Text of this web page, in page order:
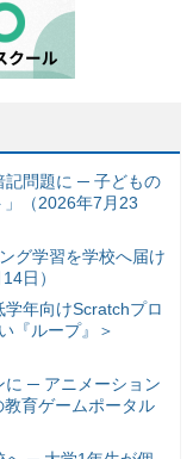
記問題に ─ 子どもの
（2026年7月23
グ学習を学校へ届け
日）
年向けScratchプロ
『ループ』＞
に ─ アニメーション
育ゲームポータル